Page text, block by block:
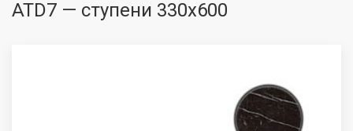
ATD7 — ступени 330x600